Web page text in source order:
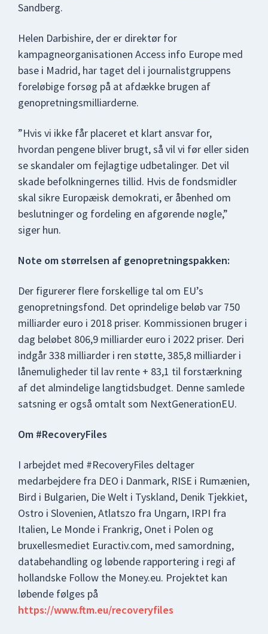
Sandberg.
Helen Darbishire, der er direktør for
kampagneorganisationen Access info Europe med
base i Madrid, har taget del i journalistgruppens
foreløbige forsøg på at afdække brugen af
genopretningsmilliarderne.
”Hvis vi ikke får placeret et klart ansvar for,
hvordan pengene bliver brugt, så vil vi før eller siden
se skandaler om fejlagtige udbetalinger. Det vil
skade befolkningernes tillid. Hvis de fondsmidler
skal sikre Europæisk demokrati, er åbenhed om
beslutninger og fordeling en afgørende nøgle,”
siger hun.
Note om størrelsen af genopretningspakken:
Der figurerer flere forskellige tal om EU’s
genopretningsfond. Det oprindelige beløb var 750
milliarder euro i 2018 priser. Kommissionen bruger i
dag beløbet 806,9 milliarder euro i 2022 priser. Deri
indgår 338 milliarder i ren støtte, 385,8 milliarder i
lånemuligheder til lav rente + 83,1 til forstærkning
af det almindelige langtidsbudget. Denne samlede
satsning er også omtalt som NextGenerationEU.
Om #RecoveryFiles
I arbejdet med #RecoveryFiles deltager
medarbejdere fra DEO i Danmark, RISE i Rumænien,
Bird i Bulgarien, Die Welt i Tyskland, Denik Tjekkiet,
Ostro i Slovenien, Atlatszo fra Ungarn, IRPI fra
Italien, Le Monde i Frankrig, Onet i Polen og
bruxellesmediet Euractiv.com, med samordning,
databehandling og løbende rapportering i regi af
hollandske Follow the Money.eu. Projektet kan
løbende følges på
https://www.ftm.eu/recoveryfiles